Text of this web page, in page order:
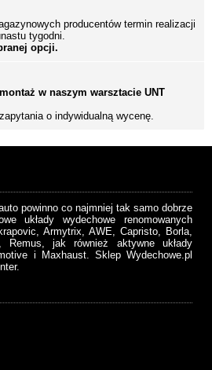
producentów termin realizacji
tygodni.
opcji.
w naszym warsztacie UNT
o indywidualną wycenę.
powinno co najmniej tak samo dobrze
układy wydechowe renomowanych
Armytrix, AWE, Capristo, Borla,
Remus, jak również aktywne układy
i Maxhaust. Sklep Wydechowe.pl